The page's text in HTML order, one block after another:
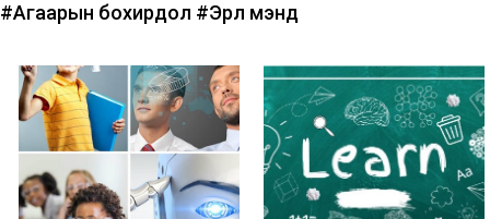
#Агаарын бохирдол #Эрүүл мэнд